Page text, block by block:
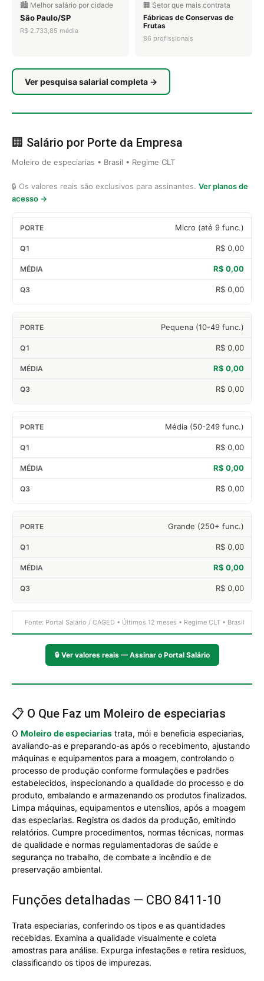
🏙️ Melhor salário por cidade
São Paulo/SP
R$ 2.733,85 média
🏢 Setor que mais contrata
Fábricas de Conservas de
Frutas
86 profissionais
Ver pesquisa salarial completa →
🏢 Salário por Porte da Empresa
Moleiro de especiarias • Brasil • Regime CLT
🔒 Os valores reais são exclusivos para assinantes. Ver planos de
acesso →
Micro (até 9 func.)
R$ 0,00
R$ 0,00
R$ 0,00
Pequena (10-49 func.)
R$ 0,00
R$ 0,00
R$ 0,00
Média (50-249 func.)
R$ 0,00
R$ 0,00
R$ 0,00
Grande (250+ func.)
R$ 0,00
R$ 0,00
R$ 0,00
Fonte: Portal Salário / CAGED • Últimos 12 meses • Regime CLT • Brasil
🔒 Ver valores reais — Assinar o Portal Salário
📋 O Que Faz um Moleiro de especiarias
O Moleiro de especiarias trata, mói e beneficia especiarias,
avaliando-as e preparando-as após o recebimento, ajustando
máquinas e equipamentos para a moagem, controlando o
processo de produção conforme formulações e padrões
estabelecidos, inspecionando a qualidade do processo e do
produto, embalando e armazenando os produtos finalizados.
Limpa máquinas, equipamentos e utensílios, após a moagem
das especiarias. Registra os dados da produção, emitindo
relatórios. Cumpre procedimentos, normas técnicas, normas
de qualidade e normas regulamentadoras de saúde e
segurança no trabalho, de combate a incêndio e de
preservação ambiental.
Funções detalhadas — CBO 8411-10
Trata especiarias, conferindo os tipos e as quantidades
recebidas. Examina a qualidade visualmente e coleta
amostras para análise. Expurga infestações e retira resíduos,
classificando os tipos de impurezas.